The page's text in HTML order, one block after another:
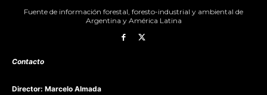
Fuente de información forestal, foresto-industrial y ambiental de
Argentina y América Latina
Contacto
Director: Marcelo Almada